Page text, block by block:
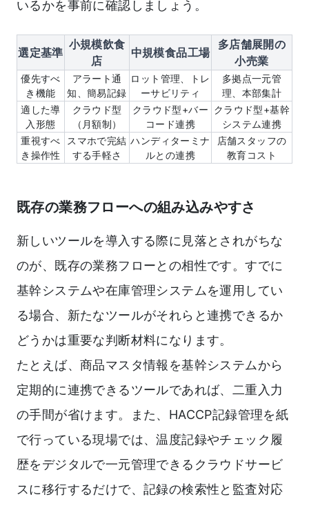
いるかを事前に確認しましょう。
選定基準
小規模飲食
店
中規模食品工場
多店舗展開の
小売業
優先すべ
き機能
アラート通
知、簡易記録
ロット管理、トレ
ーサビリティ
多拠点一元管
理、本部集計
適した導
入形態
クラウド型
（月額制）
クラウド型+バー
コード連携
クラウド型+基幹
システム連携
重視すべ
き操作性
スマホで完結
する手軽さ
ハンディターミナ
ルとの連携
店舗スタッフの
教育コスト
既存の業務フローへの組み込みやすさ
新しいツールを導入する際に見落とされがちな
のが、既存の業務フローとの相性です。すでに
基幹システムや在庫管理システムを運用してい
る場合、新たなツールがそれらと連携できるか
どうかは重要な判断材料になります。
たとえば、商品マスタ情報を基幹システムから
定期的に連携できるツールであれば、二重入力
の手間が省けます。また、HACCP記録管理を紙
で行っている現場では、温度記録やチェック履
歴をデジタルで一元管理できるクラウドサービ
スに移行するだけで、記録の検索性と監査対応